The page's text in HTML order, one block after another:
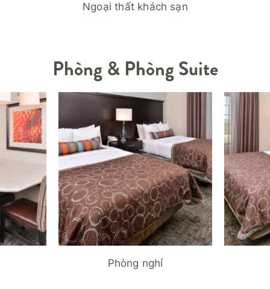
Ngoại thất khách sạn
Phòng & Phòng Suite
Phòng nghỉ